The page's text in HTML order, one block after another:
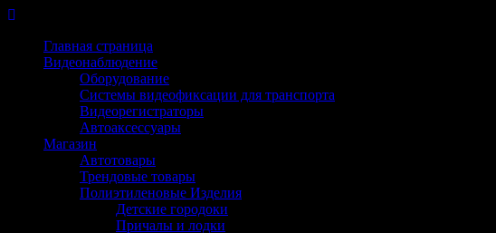
Перейти
содержимому
Главная страница
Видеонаблюдение
Оборудование
Системы видеофиксации для транспорта
Видеорегистраторы
Автоаксессуары
Магазин
Автотовары
Трендовые товары
Полиэтиленовые Изделия
Детские городоки
Причалы и лодки